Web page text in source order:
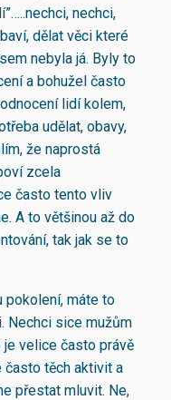
nechci,
dělat věci které
nebyla já. Byly to
a bohužel často
lidí kolem,
udělat, obavy,
že naprostá
zcela
často tento vliv
A to většinou až do
tak jak se to
pokolení, máte to
Nechci sice mužům
je velice často právě
často těch aktivit a
přestat mluvit. Ne,